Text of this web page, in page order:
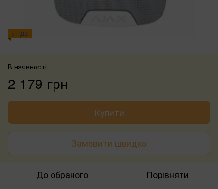
з ПДВ
В наявності
2 179 грн
Купити
Замовити швидко
До обраного Порівняти